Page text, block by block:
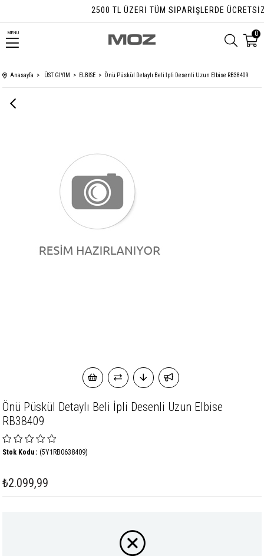
2500 TL ÜZERI TÜM SIPARIŞLERDE ÜCRETSIZ
MENU 0
Anasayfa ÜST GİYİM ELBİSE Önü Püskül Detaylı Beli İpli Desenli Uzun Elbise RB38409
Önü Püskül Detaylı Beli İpli Desenli Uzun Elbise
RB38409
(5Y1RB0638409)
Stok Kodu
₺2.099,99